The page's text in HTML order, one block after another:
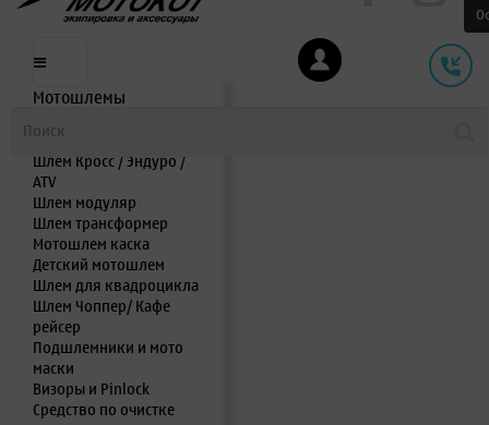
Мотошлемы
Шлем полулицевик
Шлем Кросс / Эндуро /
ATV
Шлем модуляр
Шлем трансформер
Мотошлем каска
Детский мотошлем
Шлем для квадроцикла
Шлем Чоппер/ Кафе
рейсер
Подшлемники и мото
маски
Визоры и Pinlock
Средство по очистке